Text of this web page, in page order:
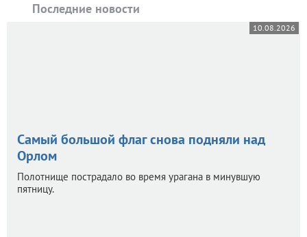
Последние новости
10.08.2026
Самый большой флаг снова подняли над
Орлом
Полотнище пострадало во время урагана в минувшую
пятницу.